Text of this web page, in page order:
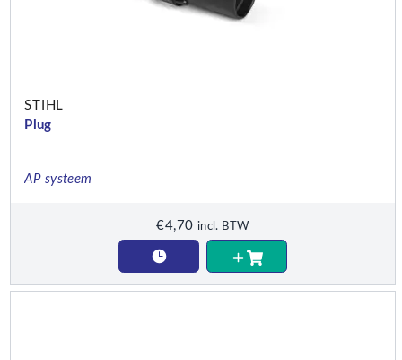
STIHL
Plug
AP systeem
€4,70 incl. BTW